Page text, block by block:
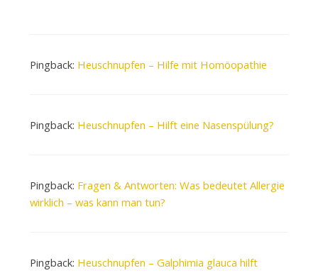
Pingback: Heuschnupfen – Hilfe mit Homöopathie
Pingback: Heuschnupfen – Hilft eine Nasenspülung?
Pingback: Fragen & Antworten: Was bedeutet Allergie
wirklich – was kann man tun?
Pingback: Heuschnupfen – Galphimia glauca hilft